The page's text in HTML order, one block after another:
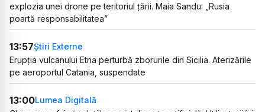
explozia unei drone pe teritoriul țării. Maia Sandu: „Rusia
poartă responsabilitatea”
13:57Știri Externe
Erupția vulcanului Etna perturbă zborurile din Sicilia. Aterizările
pe aeroportul Catania, suspendate
13:00Lumea Digitală